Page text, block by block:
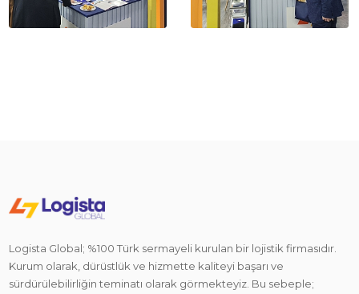
Logista Global; %100 Türk sermayeli kurulan bir lojistik firmasıdır.
Kurum olarak, dürüstlük ve hizmette kaliteyi başarı ve
sürdürülebilirliğin teminatı olarak görmekteyiz. Bu sebeple;